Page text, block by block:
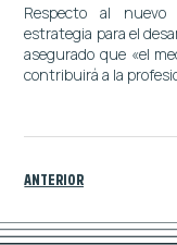
Respecto al
estrategia para el
asegurado que «el
contribuirá a la
ANTERIOR